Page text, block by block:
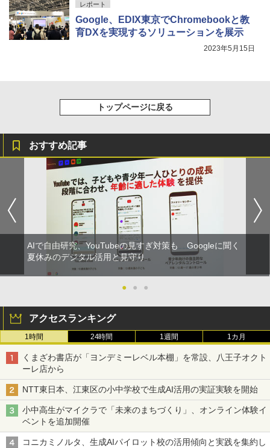
5
自分の思いを言葉にする こどもアウトプ
ット図鑑 (サンクチュアリ出版)
エンスツール
￥849
レポート
Google、EDIX東京でChromebookと教
育DXを実現するソリューションを展示
2023年5月15日
トップページに戻る
おすすめ記事
AIで自由研究、YouTubeの見すぎ対策も Googleに聞く
夏休みのデジタル活用と見守り
● ● ●
アクセスランキング
1時間 24時間 1週間 1カ月
くまざわ書店が「ヨンデミーレベル本棚」を常設、八王子オクト
ーレ店から
NTT東日本、江東区の小中学校で生成AI活用の実証実験を開始
小中高生がマイクラで「未来のまちづくり」、オンライン体験イ
ベントを追加開催
コニカミノルタ、生成AIパイロット校の活用傾向と実践を集約し